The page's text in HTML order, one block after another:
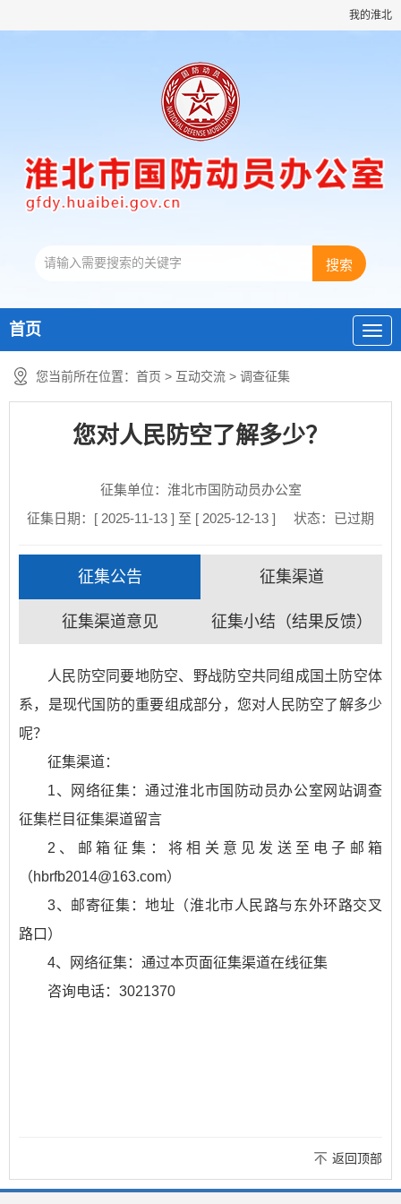
我的淮北
首页
您当前所在位置： 首页 > 互动交流 > 调查征集
您对人民防空了解多少？
征集单位：淮北市国防动员办公室
征集日期：[ 2025-11-13 ] 至 [ 2025-12-13 ]
状态： 已过期
征集公告 征集渠道
征集渠道意见 征集小结（结果反馈）
人民防空同要地防空、野战防空共同组成国土防空体
系，是现代国防的重要组成部分，您对人民防空了解多少
呢？
征集渠道：
1、网络征集：通过淮北市国防动员办公室网站调查
征集栏目征集渠道留言
2、邮箱征集：将相关意见发送至电子邮箱
（hbrfb2014@163.com）
3、邮寄征集：地址（淮北市人民路与东外环路交叉
路口）
4、网络征集：通过本页面征集渠道在线征集
咨询电话：3021370
返回顶部